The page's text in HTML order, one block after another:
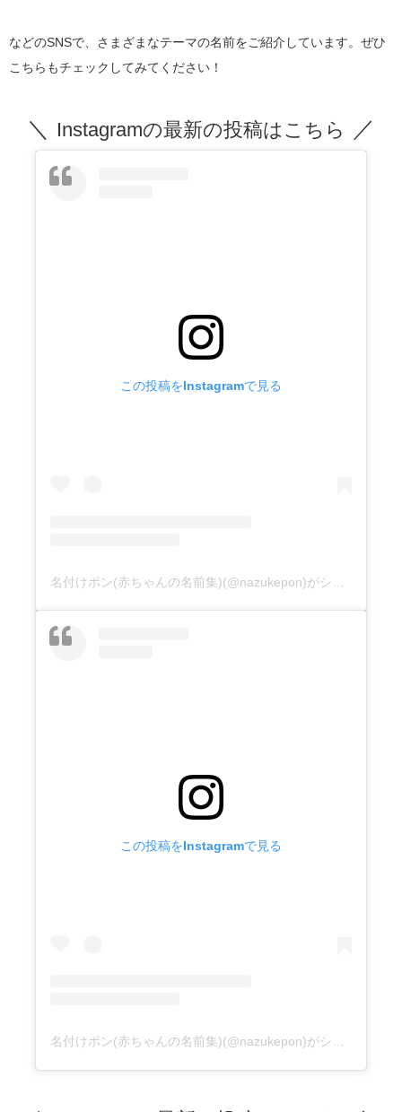
などのSNSで、さまざまなテーマの名前をご紹介しています。ぜひ
こちらもチェックしてみてください！
Instagramの最新の投稿はこちら
この投稿をInstagramで見る
この投稿をInstagramで見る
名付けポン(赤ちゃんの名前集)(@nazukepon)がシェアした投稿